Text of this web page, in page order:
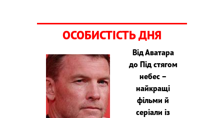
ОСОБИСТІСТЬ ДНЯ
Від Аватара
до Під стягом
небес –
найкращі
фільми й
серіали із